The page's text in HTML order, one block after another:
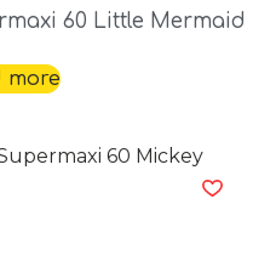
60 Little Mermaid
more